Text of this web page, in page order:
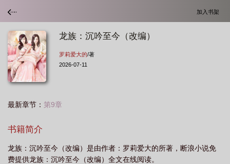
加入书架
龙族：沉吟至今（改编）
罗莉爱大的/著
2026-07-11
最新章节： 第9章
书籍简介
龙族：沉吟至今（改编）是由作者：罗莉爱大的所著，断浪小说免
费提供龙族：沉吟至今（改编）全文在线阅读。